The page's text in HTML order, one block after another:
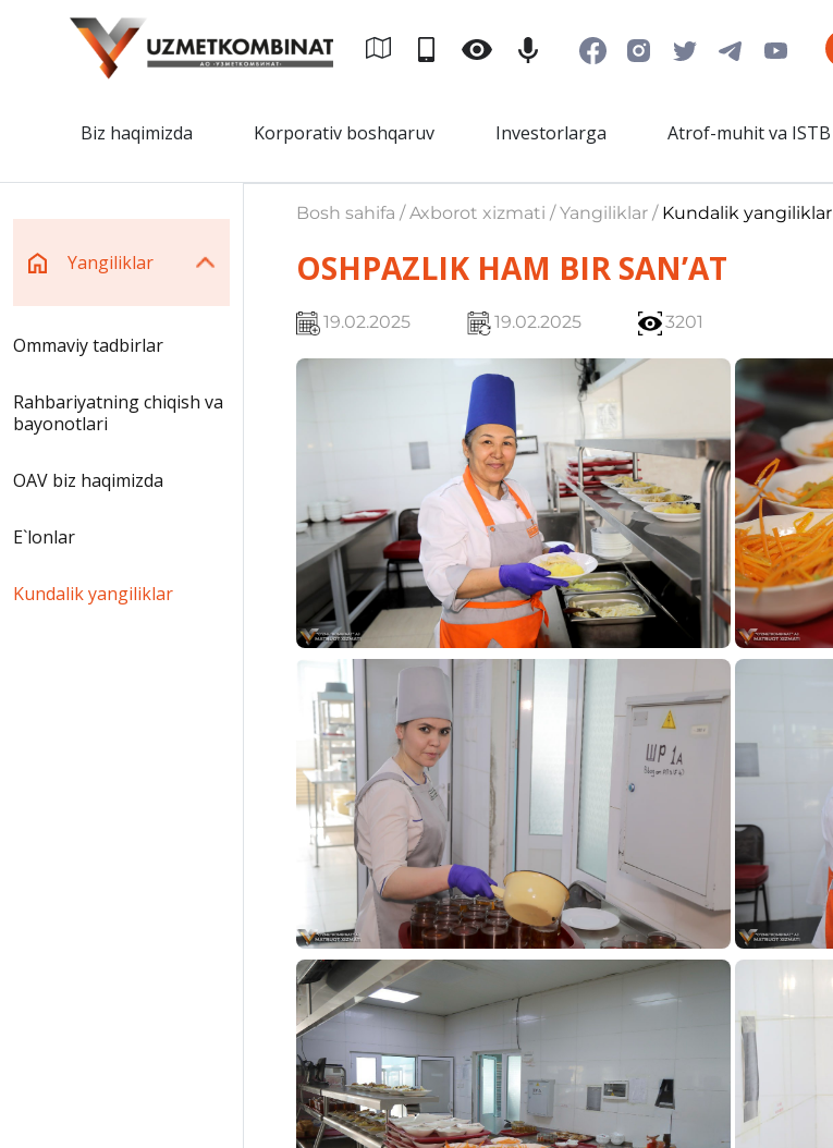
Biz haqimizda Korporativ boshqaruv Investorlarga Atrof-muhit va ISTB
Yangiliklar
Ommaviy tadbirlar
Rahbariyatning chiqish va
bayonotlari
OAV biz haqimizda
E`lonlar
Kundalik yangiliklar
Bosh sahifa / Axborot xizmati / Yangiliklar / Kundalik yangiliklar
OSHPAZLIK HAM BIR SAN’AT
19.02.2025 19.02.2025 3201